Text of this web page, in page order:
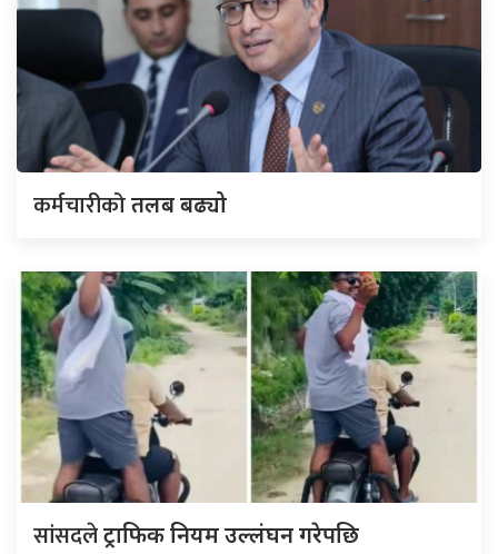
कर्मचारीकोतलब बढ्यो
सांसदलेट्राफिक नियम उल्लंघन गरेपछि